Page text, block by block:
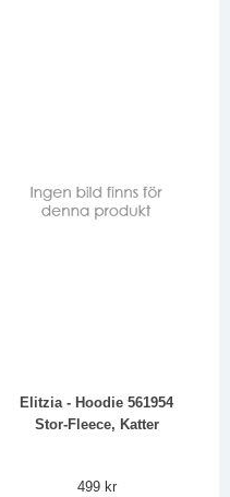
Elitzia - Hoodie 561954
Stor-Fleece, Katter
499 kr